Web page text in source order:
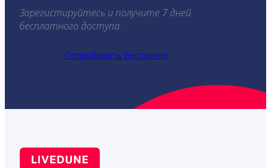
Зарегистируйтесь и получите 7 дней
бесплатного доступа.
Попробовать бесплатно